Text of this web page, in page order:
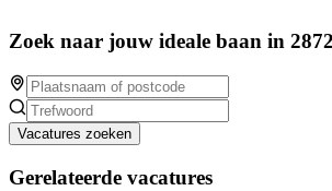
Zoek naar jouw ideale baan in
Vacatures zoeken
Gerelateerde vacatures